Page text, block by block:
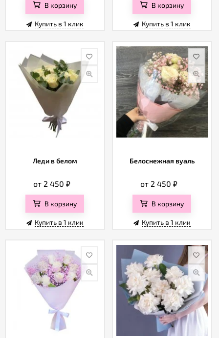
В корзину
Купить в 1 клик
В корзину
Купить в 1 клик
Леди в белом
от 2 450₽
В корзину
Купить в 1 клик
Белоснежная вуаль
от 2 450₽
В корзину
Купить в 1 клик